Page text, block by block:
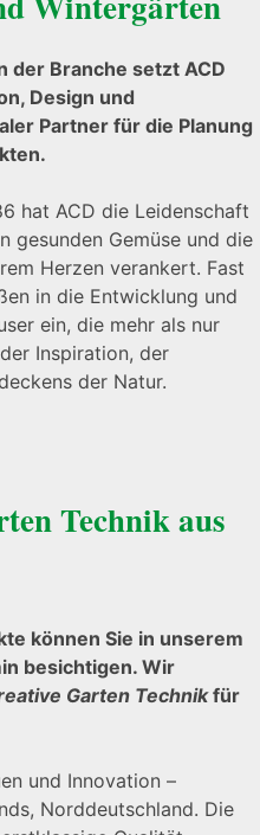
der Branche setzt ACD
Design und
Partner für die Planung
hat ACD die Leidenschaft
gesunden Gemüse und die
Herzen verankert. Fast
in die Entwicklung und
ein, die mehr als nur
Inspiration, der
der Natur.
Technik aus
können Sie in unserem
besichtigen. Wir
Garten Technikfür
und Innovation –
Norddeutschland. Die